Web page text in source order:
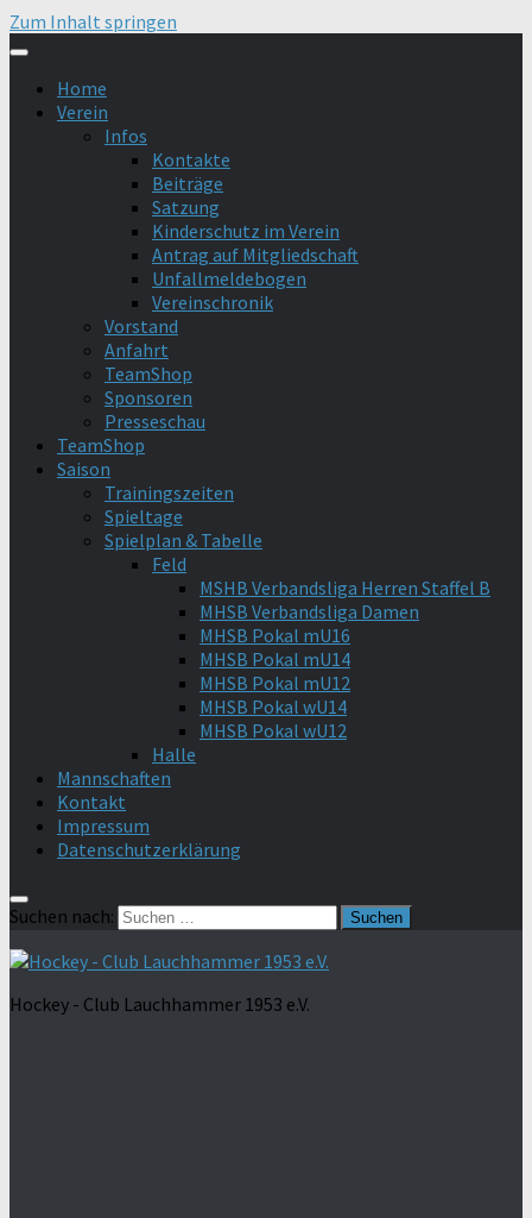
Zum Inhalt springen
Home
Verein
Infos
Kontakte
Beiträge
Satzung
Kinderschutz im Verein
Antrag auf Mitgliedschaft
Unfallmeldebogen
Vereinschronik
Vorstand
Anfahrt
TeamShop
Sponsoren
Presseschau
TeamShop
Saison
Trainingszeiten
Spieltage
Spielplan & Tabelle
Feld
MSHB Verbandsliga Herren Staffel B
MHSB Verbandsliga Damen
MHSB Pokal mU16
MHSB Pokal mU14
MHSB Pokal mU12
MHSB Pokal wU14
MHSB Pokal wU12
Halle
Mannschaften
Kontakt
Impressum
Datenschutzerklärung
Suchen nach:
Hockey - Club Lauchhammer 1953 e.V.